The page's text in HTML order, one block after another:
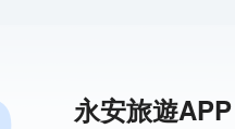
永安旅遊